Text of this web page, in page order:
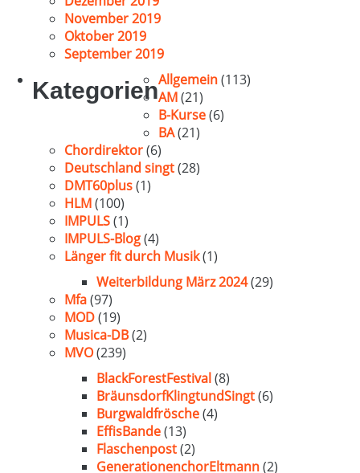
November 2019
Oktober 2019
September 2019
KategorienAllgemein(113)
AM(21)
B-Kurse(6)
BA(21)
Chordirektor(6)
Deutschland singt(28)
DMT60plus(1)
HLM(100)
IMPULS(1)
IMPULS-Blog(4)
Länger fit durch Musik(1)
Weiterbildung März 2024(29)
Mfa(97)
MOD(19)
Musica-DB(2)
MVO(239)
BlackForestFestival(8)
BräunsdorfKlingtundSingt(6)
Burgwaldfrösche(4)
EffisBande(13)
Flaschenpost(2)
GenerationenchorEltmann(2)